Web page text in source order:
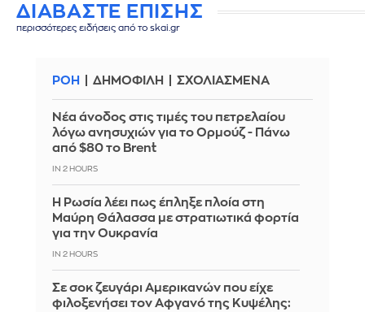
ΔΙΑΒΑΣΤΕ ΕΠΙΣΗΣ
περισσότερες ειδήσεις από το skai.gr
ΡΟΗ ΔΗΜΟΦΙΛΗ ΣΧΟΛΙΑΣΜΕΝΑ
Νέα άνοδος στις τιμές του πετρελαίου
λόγω ανησυχιών για το Ορμούζ - Πάνω
από $80 το Brent
IN 2 HOURS
Η Ρωσία λέει πως έπληξε πλοία στη
Μαύρη Θάλασσα με στρατιωτικά φορτία
για την Ουκρανία
IN 2 HOURS
Σε σοκ ζευγάρι Αμερικανών που είχε
φιλοξενήσει τον Αφγανό της Κυψέλης: